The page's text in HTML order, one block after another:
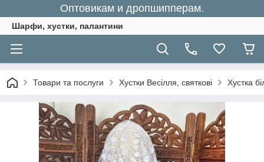
Оптовикам и дропшипперам.
Шарфи, хустки, палантини
Товари та послуги Хустки Весілля, святкові Хустка